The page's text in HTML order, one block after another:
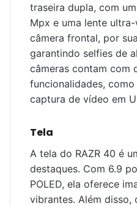
traseira dupla, com
Mpx e uma lente
câmera frontal, por
garantindo selfies de
câmeras contam com
funcionalidades,
captura de vídeo em
Tela
A tela do RAZR 40 é
destaques. Com 6.9
POLED, ela oferece
vibrantes. Além disso,